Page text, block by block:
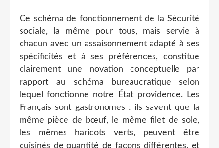
Ce schéma de fonctionnement de la Sécurité
sociale, la même pour tous, mais servie à
chacun avec un assaisonnement adapté à ses
spécificités et à ses préférences, constitue
clairement une novation conceptuelle par
rapport au schéma bureaucratique selon
lequel fonctionne notre État providence. Les
Français sont gastronomes : ils savent que la
même pièce de bœuf, le même filet de sole,
les mêmes haricots verts, peuvent être
cuisinés de quantité de façons différentes, et